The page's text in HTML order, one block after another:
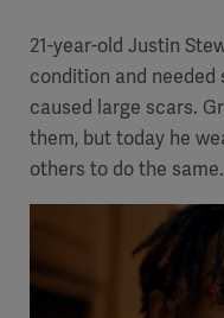
21-year-old Justin
condition and needed
caused large scars.
them, but today he
others to do the same.